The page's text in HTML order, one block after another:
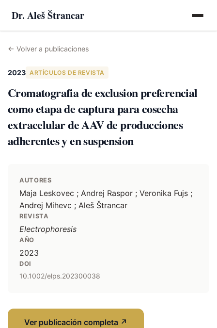
Dr. Aleš Štrancar
← Volver a publicaciones
2023 ARTÍCULOS DE REVISTA
Cromatografia de exclusion preferencial
como etapa de captura para cosecha
extracelular de AAV de producciones
adherentes y en suspension
AUTORES
Maja Leskovec ; Andrej Raspor ; Veronika Fujs ;
Andrej Mihevc ; Aleš Štrancar
REVISTA
Electrophoresis
AÑO
2023
DOI
10.1002/elps.202300038
Ver publicación completa ↗